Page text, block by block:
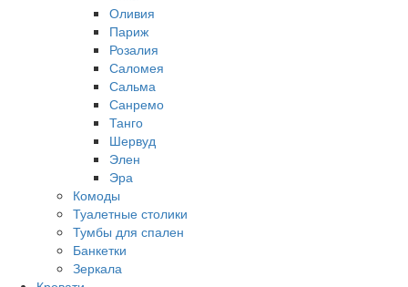
Оливия
Париж
Розалия
Саломея
Сальма
Санремо
Танго
Шервуд
Элен
Эра
Комоды
Туалетные столики
Тумбы для спален
Банкетки
Зеркала